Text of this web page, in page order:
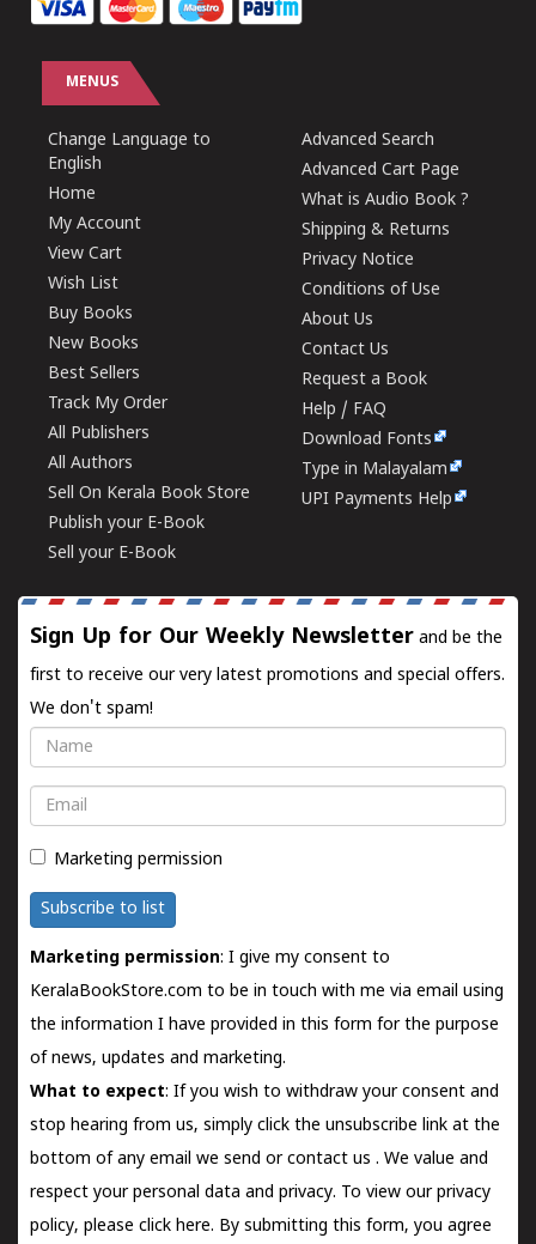
MENUS
Change Language to
English
Home
My Account
View Cart
Wish List
Buy Books
New Books
Best Sellers
Track My Order
All Publishers
All Authors
Sell On Kerala Book Store
Publish your E-Book
Sell your E-Book
Advanced Search
Advanced Cart Page
What is Audio Book ?
Shipping & Returns
Privacy Notice
Conditions of Use
About Us
Contact Us
Request a Book
Help / FAQ
Download Fonts
Type in Malayalam
UPI Payments Help
Sign Up for Our Weekly Newsletter and be the
first to receive our very latest promotions and special offers.
We don't spam!
Name
Email
Marketing permission
Subscribe to list
Marketing permission: I give my consent to
KeralaBookStore.com to be in touch with me via email using
the information I have provided in this form for the purpose
of news, updates and marketing.
What to expect: If you wish to withdraw your consent and
stop hearing from us, simply click the unsubscribe link at the
bottom of any email we send orcontact us . We value and
respect your personal data and privacy. To view our privacy
policy, please click here. By submitting this form, you agree